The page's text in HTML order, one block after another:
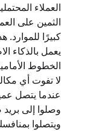
العملاء
الثمين على
كبيرًا
يعمل بالذكاء
الخطوط
لا تفوت أي
عندما يتصل
وصلوا إلى
ويتصلوا